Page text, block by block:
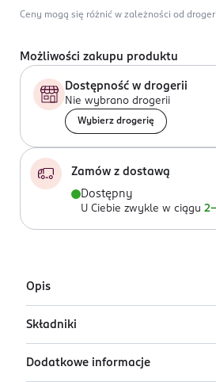
Ceny mogą się różnić w zależności od
Możliwości zakupu produktu
Dostępność w drogerii
Nie wybrano drogerii
Wybierz drogerię
Zamów z dostawą
Dostępny
U Ciebie zwykle w ciągu
Opis
Rozświetlająca baza pod
Everybody London w
Składniki
Ingredients: AQUA, HYDROGENATED
Dodatkowe informacje